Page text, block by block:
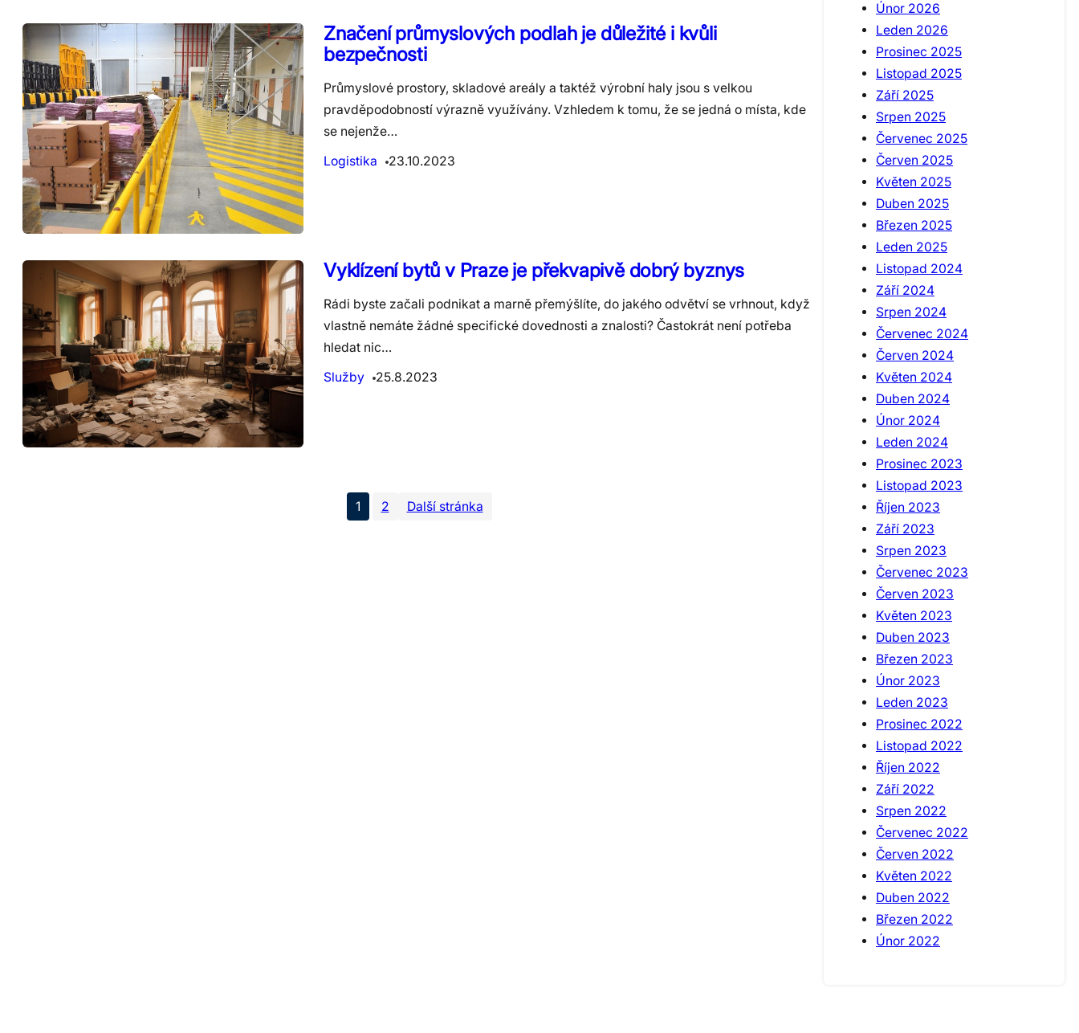
Značení průmyslových podlah je důležité i kvůli
bezpečnosti
Průmyslové prostory, skladové areály a taktéž výrobní haly jsou s velkou
pravděpodobností výrazně využívány. Vzhledem k tomu, že se jedná o místa, kde
se nejenže…
Logistika
23.10.2023
Vyklízení bytů v Praze je překvapivě dobrý byznys
Rádi byste začali podnikat a marně přemýšlíte, do jakého odvětví se vrhnout, když
vlastně nemáte žádné specifické dovednosti a znalosti? Častokrát není potřeba
hledat nic…
Služby
25.8.2023
1 2 Další stránka
Únor 2026
Leden 2026
Prosinec 2025
Listopad 2025
Září 2025
Srpen 2025
Červenec 2025
Červen 2025
Květen 2025
Duben 2025
Březen 2025
Leden 2025
Listopad 2024
Září 2024
Srpen 2024
Červenec 2024
Červen 2024
Květen 2024
Duben 2024
Únor 2024
Leden 2024
Prosinec 2023
Listopad 2023
Říjen 2023
Září 2023
Srpen 2023
Červenec 2023
Červen 2023
Květen 2023
Duben 2023
Březen 2023
Únor 2023
Leden 2023
Prosinec 2022
Listopad 2022
Říjen 2022
Září 2022
Srpen 2022
Červenec 2022
Červen 2022
Květen 2022
Duben 2022
Březen 2022
Únor 2022